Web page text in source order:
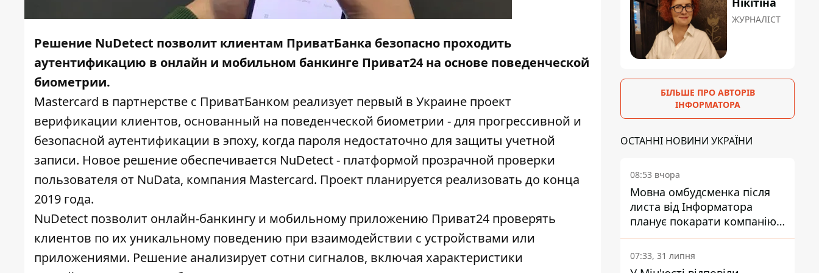
Решение NuDetect позволит клиентам ПриватБанка безопасно проходить
аутентификацию в онлайн и мобильном банкинге Приват24 на основе поведенческой
биометрии.
Mastercard в партнерстве с ПриватБанком реализует первый в Украине проект
верификации клиентов, основанный на поведенческой биометрии - для прогрессивной и
безопасной аутентификации в эпоху, когда пароля недостаточно для защиты учетной
записи. Новое решение обеспечивается NuDetect - платформой прозрачной проверки
пользователя от NuData, компания Mastercard. Проект планируется реализовать до конца
2019 года.
NuDetect позволит онлайн-банкингу и мобильному приложению Приват24 проверять
клиентов по их уникальному поведению при взаимодействии с устройствами или
приложениями. Решение анализирует сотни сигналов, включая характеристики
ЖУРНАЛІСТ
БІЛЬШЕ ПРО АВТОРІВ
ІНФОРМАТОРА
ОСТАННІ НОВИНИ УКРАЇНИ
08:53 вчора
Мовна омбудсменка після
листа від Інформатора
планує покарати компанію-
підрядника ПриватБанку
07:33, 31 липня